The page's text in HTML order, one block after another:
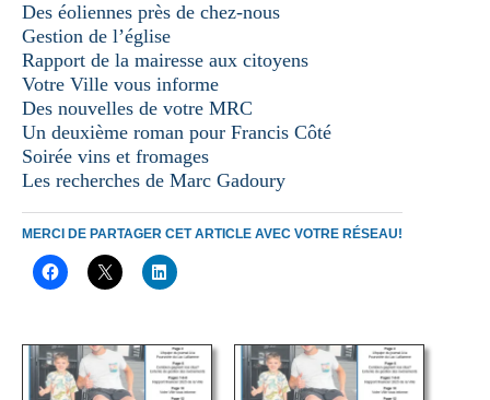
Des éoliennes près de chez-nous
Gestion de l’église
Rapport de la mairesse aux citoyens
Votre Ville vous informe
Des nouvelles de votre MRC
Un deuxième roman pour Francis Côté
Soirée vins et fromages
Les recherches de Marc Gadoury
MERCI DE PARTAGER CET ARTICLE AVEC VOTRE RÉSEAU!